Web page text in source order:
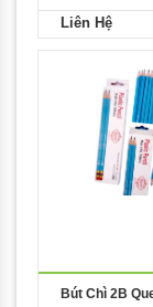
Liên Hệ
Bút Chì 2B